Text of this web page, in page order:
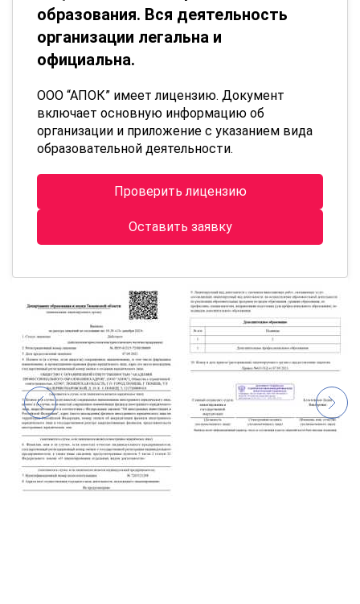
образования. Вся деятельность
организации легальна и
официальна.
ООО “АПОК” имеет лицензию. Документ
включает основную информацию об
организации и приложение с указанием вида
образовательной деятельности.
Проверить лицензию
Оставить заявку